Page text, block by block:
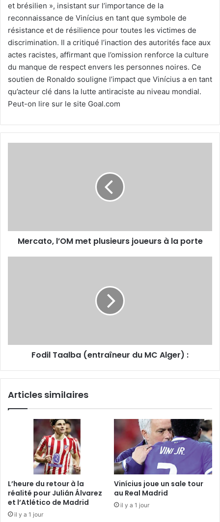
et brésilien », insistant sur l’importance de la
reconnaissance de Vinícius en tant que symbole de
résistance et de résilience pour toutes les victimes de
discrimination. Il a critiqué l’inaction des autorités face aux
actes racistes, affirmant que l’omission renforce la culture
du manque de respect envers les personnes noires. Ce
soutien de Ronaldo souligne l’impact que Vinícius a en tant
qu’acteur clé dans la lutte antiraciste au niveau mondial.
Peut-on lire sur le site Goal.com
Mercato, l’OM met plusieurs joueurs à la porte
Fodil Taalba (entraîneur du MC Alger) :
Articles similaires
L’heure du retour à la
réalité pour Julián Álvarez
et l’Atlético de Madrid
il y a 1 jour
Vinícius joue un sale tour
au Real Madrid
il y a 1 jour